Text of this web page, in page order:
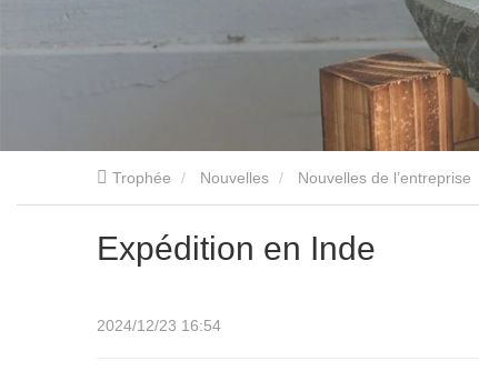
Trophée Nouvelles Nouvelles de l’entreprise
Expédition en Inde
2024/12/23 16:54